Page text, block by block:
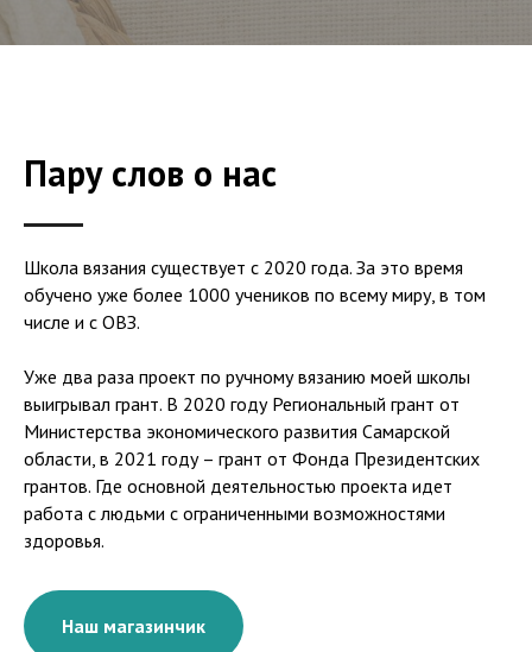
Пару слов о нас
Школа вязания существует с 2020 года. За это время
обучено уже более 1000 учеников по всему миру, в том
числе и с ОВЗ.
Уже два раза проект по ручному вязанию моей школы
выигрывал грант. В 2020 году Региональный грант от
Министерства экономического развития Самарской
области, в 2021 году – грант от Фонда Президентских
грантов. Где основной деятельностью проекта идет
работа с людьми с ограниченными возможностями
здоровья.
Наш магазинчик